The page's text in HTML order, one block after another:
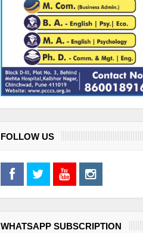
FOLLOW US
WHATSAPP SUBSCRIPTION